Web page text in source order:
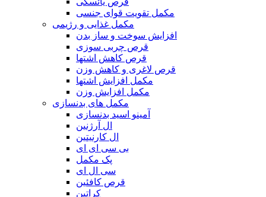
مکمل تقویت قوای جنسی
مکمل غذایی و رژیمی
افزایش سوخت و ساز بدن
قرص چربی سوزی
قرص کاهش اشتها
قرص لاغری و کاهش وزن
مکمل افزایش اشتها
مکمل افزایش وزن
مکمل های بدنسازی
آمینو اسید بدنسازی
ال آرژنین
ال کارنیتین
بی سی ای ای
پک مکمل
سی ال ای
قرص کافئین
کراتین